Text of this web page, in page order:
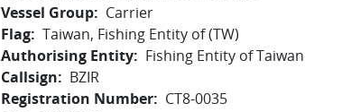
Vessel Group
Carrier
Flag Taiwan, Fishing Entity of (TW)
Authorising Entity
Fishing Entity of Taiwan
Callsign
BZIR
Registration Number
CT8-0035